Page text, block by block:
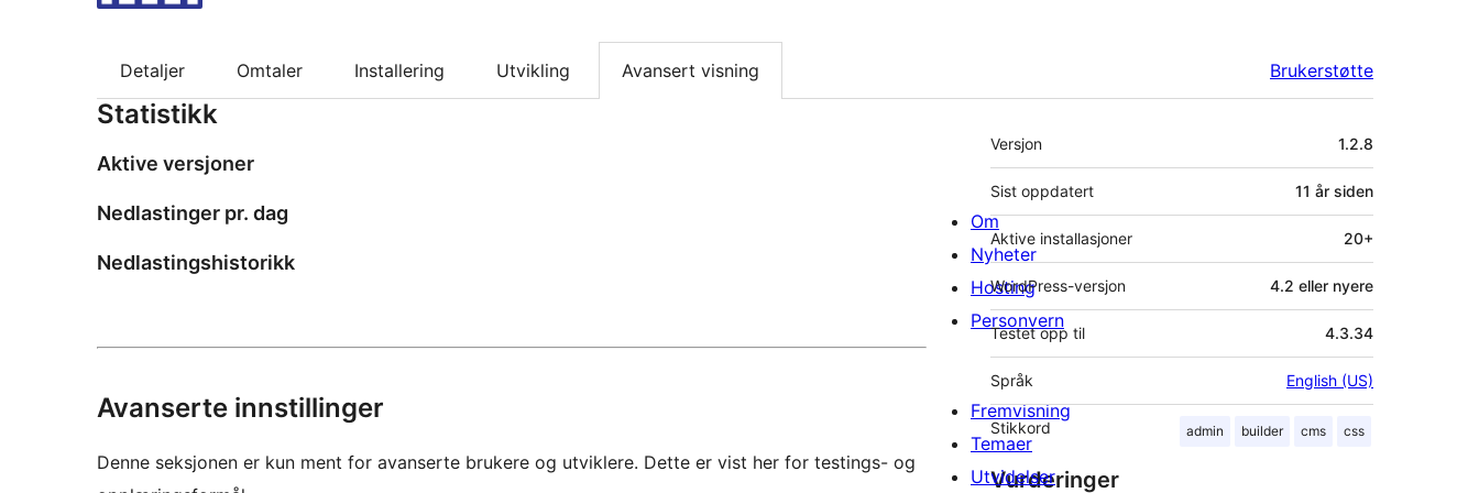
Detaljer Omtaler Installering Utvikling Avansert visning Brukerstøtte
Statistikk
Aktive versjoner
Nedlastinger pr. dag
Nedlastingshistorikk
Avanserte innstillinger
Denne seksjonen er kun ment for avanserte brukere og utviklere. Dette er vist her for testings- og
Meta
Versjon 1.2.8
Sist oppdatert 11 år siden
Aktive installasjoner 20+
WordPress-versjon 4.2 eller nyere
Testet opp til 4.3.34
Språk English (US)
Stikkord admin builder cms css
Vurderinger
Om
Nyheter
Hosting
Personvern
Fremvisning
Temaer
Utvidelser